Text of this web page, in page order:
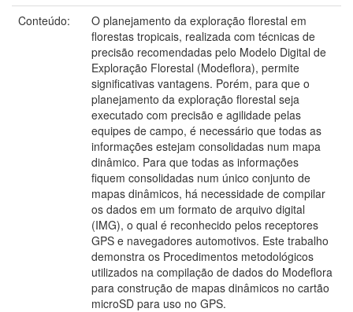
Conteúdo:
O planejamento da exploração florestal em
florestas tropicais, realizada com técnicas de
precisão recomendadas pelo Modelo Digital de
Exploração Florestal (Modeflora), permite
significativas vantagens. Porém, para que o
planejamento da exploração florestal seja
executado com precisão e agilidade pelas
equipes de campo, é necessário que todas as
informações estejam consolidadas num mapa
dinâmico. Para que todas as informações
fiquem consolidadas num único conjunto de
mapas dinâmicos, há necessidade de compilar
os dados em um formato de arquivo digital
(IMG), o qual é reconhecido pelos receptores
GPS e navegadores automotivos. Este trabalho
demonstra os Procedimentos metodológicos
utilizados na compilação de dados do Modeflora
para construção de mapas dinâmicos no cartão
microSD para uso no GPS.